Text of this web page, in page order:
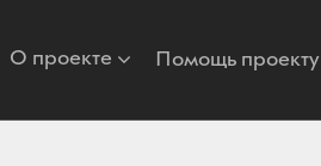
О проекте Помощь проекту